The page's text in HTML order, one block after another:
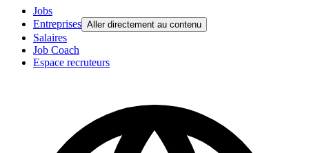
Jobs
Entreprises Aller directement au contenu
Salaires
Job Coach
Espace recruteurs